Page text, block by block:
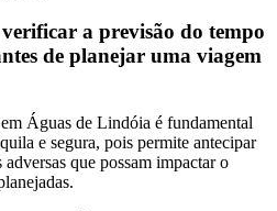
a previsão do tempo
de planejar uma viagem
Águas de Lindóia é fundamental
e segura, pois permite antecipar
que possam impactar o